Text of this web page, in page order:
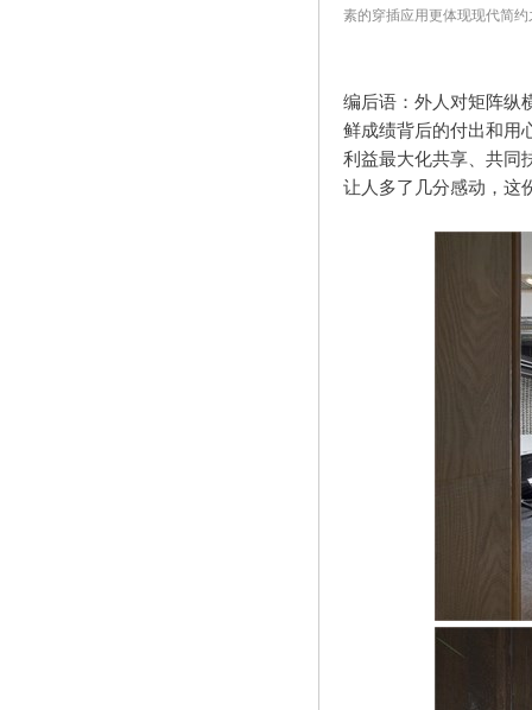
素的穿插应用更体现现代简
编后语：外人对矩阵纵
鲜成绩背后的付出和用
利益最大化共享、共同
让人多了几分感动，这